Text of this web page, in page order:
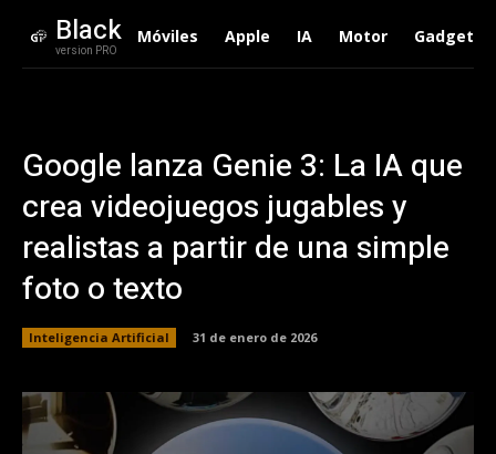
Black
version PRO
Móviles Apple IA Motor Gadgets
Google lanza Genie 3: La IA que
crea videojuegos jugables y
realistas a partir de una simple
foto o texto
Inteligencia Artificial 31 de enero de 2026